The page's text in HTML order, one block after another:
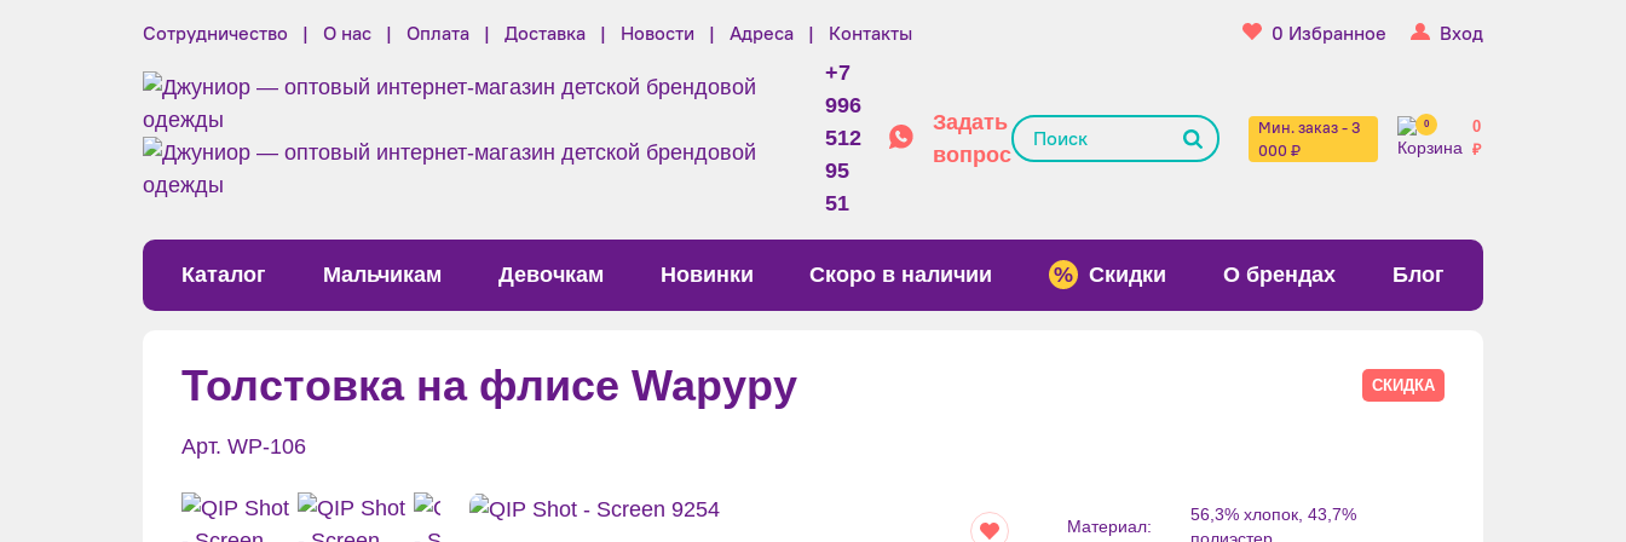
Сотрудничество О нас Оплата Доставка Новости Адреса Контакты 0 Избранное
Вход
+7
996
512
95
51
Задать
вопрос
Мин. заказ - 3
000 ₽
0
0
₽
Каталог Мальчикам Девочкам Новинки Скоро в наличии Скидки О брендах Блог
Толстовка на флисе Wapypy СКИДКА
Арт. WP-106
Материал:
56,3% хлопок, 43,7%